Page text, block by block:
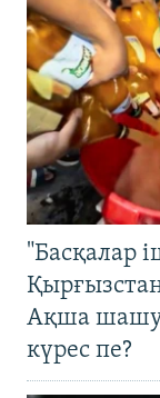
"Басқалар
Ақша шашу
күрес пе?